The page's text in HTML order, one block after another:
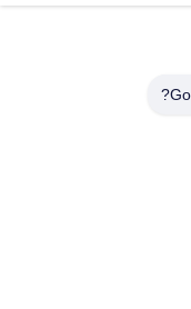
التخفيف المباشر